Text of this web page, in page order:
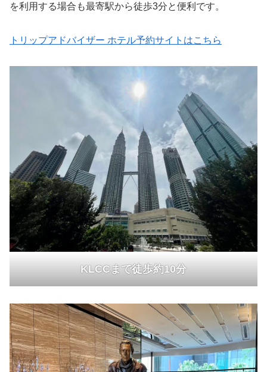
を利用する場合も最寄駅から徒歩3分と便利です。
トリップアドバイザー ホテル予約サイトはこちら
KLCCまで徒歩約10分